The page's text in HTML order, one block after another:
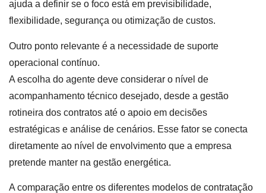
ajuda a definir se o foco está em previsibilidade,
flexibilidade, segurança ou otimização de custos.
Outro ponto relevante é a necessidade de suporte
operacional contínuo.
A escolha do agente deve considerar o nível de
acompanhamento técnico desejado, desde a gestão
rotineira dos contratos até o apoio em decisões
estratégicas e análise de cenários. Esse fator se conecta
diretamente ao nível de envolvimento que a empresa
pretende manter na gestão energética.
A comparação entre os diferentes modelos de contratação